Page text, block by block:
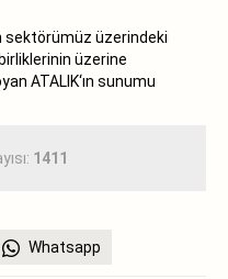
sektörümüz üzerindeki
üzerine
ATALIK‘ın sunumu
1411
Whatsapp